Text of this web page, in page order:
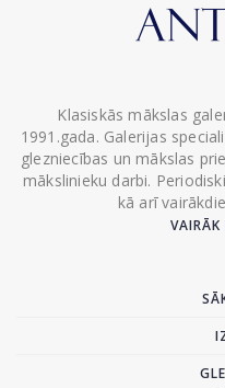
Klasiskās mākslas
1991.gada. Galerijas
glezniecības un mākslas
mākslinieku darbi.
kā arī
VAIRĀK